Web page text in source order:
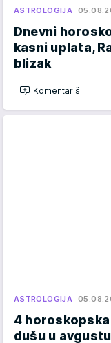
ASTROLOGIJA
Dnevni
kasni uplata,
blizak
Komentariši
ASTROLOGIJA
4
dušu u